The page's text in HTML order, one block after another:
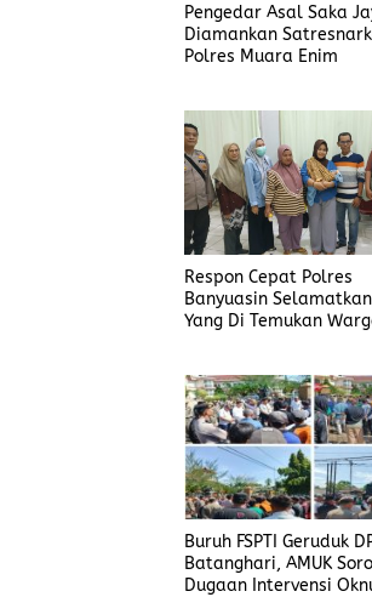
Pengedar Asal Saka
Diamankan
Polres Muara Enim
Respon Cepat Polres
Banyuasin
Yang Di Temukan
Buruh FSPTI Geruduk
Batanghari, AMUK
Dugaan Intervensi